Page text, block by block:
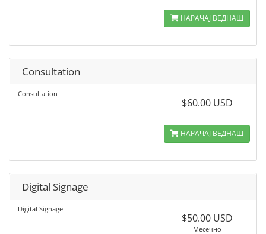
НАРАЧАЈ ВЕДНАШ
Consultation
Consultation
$60.00 USD
НАРАЧАЈ ВЕДНАШ
Digital Signage
Digital Signage
$50.00 USD
Месечно